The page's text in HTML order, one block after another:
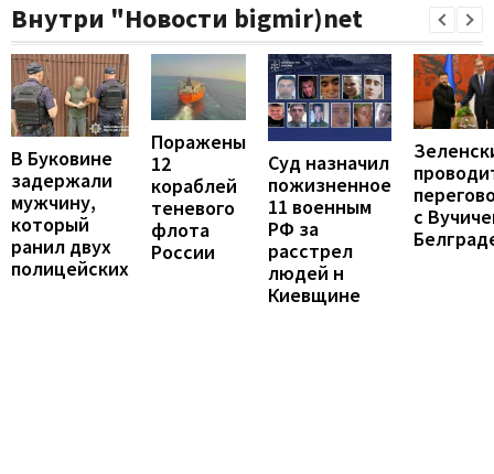
Внутри "Новости bigmir)net
В Буковине
задержали
мужчину,
который
ранил двух
полицейских
Поражены
12
кораблей
теневого
флота
России
Суд назначил
пожизненное
11 военным
РФ за
расстрел
людей н
Киевщине
с